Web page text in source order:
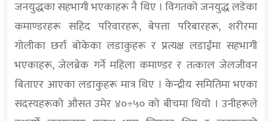
जनयुद्धका सहभागी भएकाहरू नै थिए । विगतको जनयुद्ध लडेका
कमाण्डरहरू सहिद परिवारहरू, बेपत्ता परिबारहरू, शरीरमा
गोलीका छर्रा बोकेका लडाकुहरू र प्रत्यक्ष लडाईंमा सहभागी
भएकाहरू, जेलब्रेक गर्ने महिला कमाण्डर र तत्काल जेलजीवन
बिताएर आएका लडाकुहरू मात्र थिए । केन्द्रीय समितिमा भएका
सदस्यहरूको औसत उमेर ४०÷५० को बीचमा थियो । उनीहरूले